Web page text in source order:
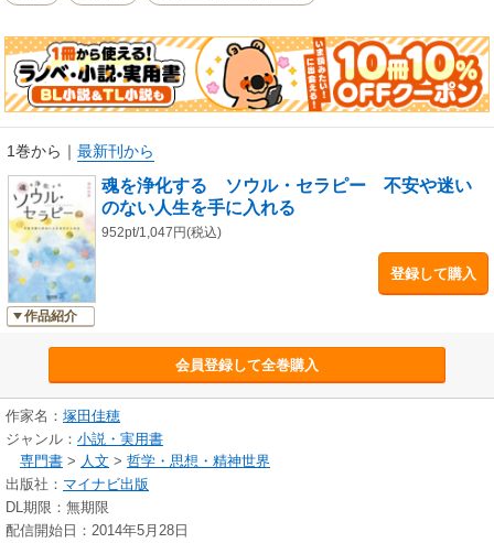
本書は、魂を覆っている「想い」に「愛しています」「ごめんなさい」
ル・セラピー」についてわかりやすく解説した一冊。魂を浄化すること
で、トラウマを癒したり、ストレスを解消したり、人間関係のトラブルを
解消したり、体調を整えることができるのです。
で、魂浄化のはじめの一歩を踏み出してみませんか？
1巻から ｜ 最新刊から
作品紹介
魂を浄化する ソウル・セラピー 不安や迷い
のない人生を手に入れる
952pt/1,047円(税込)
登録して購入
会員登録して全巻購入
作家名： 塚田佳穂
ジャンル： 小説・実用書
専門書 > 人文 > 哲学・思想・精神世界
出版社： マイナビ出版
DL期限：無期限
配信開始日：2014年5月28日